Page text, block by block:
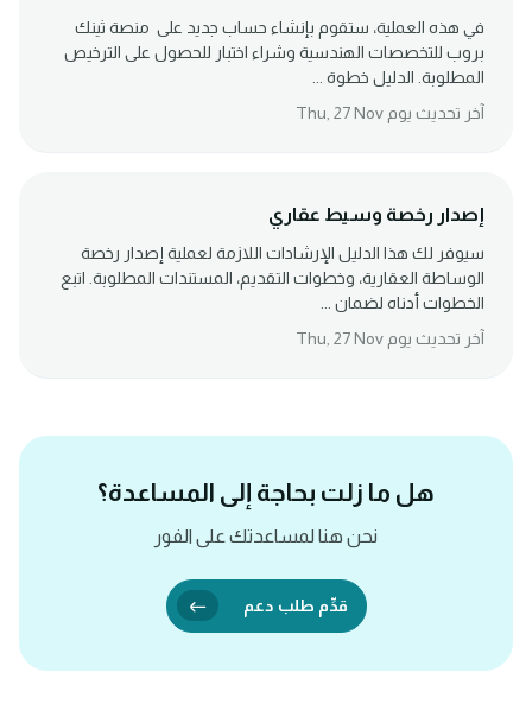
في هذه العملية، ستقوم بإنشاء حساب جديد على منصة ثينك
بروب للتخصصات الهندسية وشراء اختبار للحصول على الترخيص
المطلوبة. الدليل خطوة ...
آخر تحديث يوم Thu, 27 Nov
إصدار رخصة وسيط عقاري
سيوفر لك هذا الدليل الإرشادات اللازمة لعملية إصدار رخصة
الوساطة العقارية، وخطوات التقديم، المستندات المطلوبة. اتبع
الخطوات أدناه لضمان ...
آخر تحديث يوم Thu, 27 Nov
هل ما زلت بحاجة إلى المساعدة؟
نحن هنا لمساعدتك على الفور
قدِّم طلب دعم